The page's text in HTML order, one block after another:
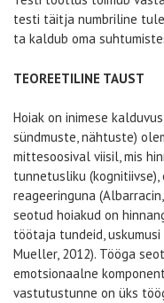
testi täitja numbriline
ta kaldub oma
TEOREETILINE TAUST
Hoiak on inimese
sündmuste, nähtuste)
mittesoosival viisil, mis
tunnetusliku
reageeringuna
seotud hoiakud on
töötaja tundeid,
Mueller, 2012). Tööga
emotsionaalne
vastutustunne on üks